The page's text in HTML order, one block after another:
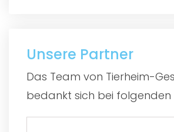
Unsere Partner
Das Team von Tierheim-
bedankt sich bei folgenden